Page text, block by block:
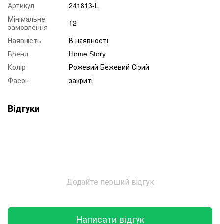
Артикул
241813-L
Мінімальне
замовлення
12
Наявність
В наявності
Бренд
Home Story
Колір
Рожевий Бежевий Сірий
Фасон
закриті
Відгуки
Додайте перший відгук
Написати відгук